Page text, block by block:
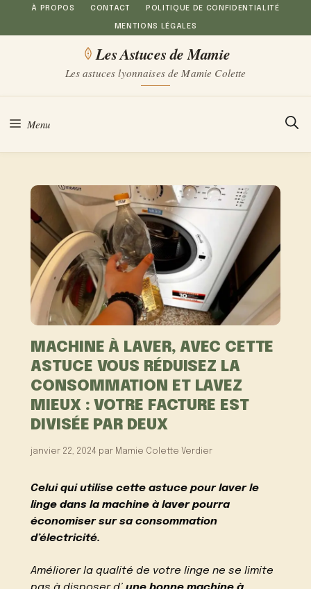
Aller
au
À PROPOS CONTACT POLITIQUE DE CONFIDENTIALITÉ
MENTIONS LÉGALES
Les Astuces de Mamie
Les astuces lyonnaises de Mamie Colette
Menu
MACHINE À LAVER, AVEC CETTE
ASTUCE VOUS RÉDUISEZ LA
CONSOMMATION ET LAVEZ
MIEUX : VOTRE FACTURE EST
DIVISÉE PAR DEUX
janvier 22, 2024 par Mamie Colette Verdier
Celui qui utilise cette astuce pour laver le
linge dans la machine à laver pourra
économiser sur sa consommation
d’électricité.
Améliorer la qualité de votre linge ne se limite